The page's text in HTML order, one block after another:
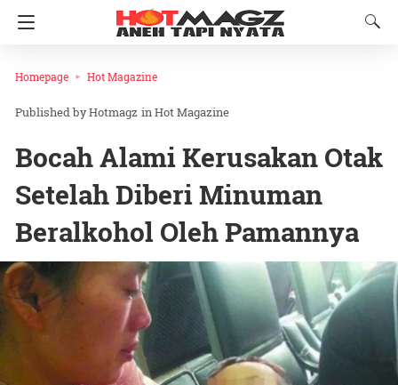
Homepage Hot Magazine
Hotmagz inHot Magazine
Bocah Alami Kerusakan Otak
Setelah Diberi Minuman
Beralkohol Oleh Pamannya